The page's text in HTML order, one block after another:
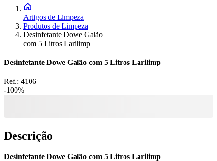
Artigos de Limpeza
Produtos de Limpeza
Desinfetante Dowe Galão
com 5 Litros Larilimp
Desinfetante Dowe Galão com 5 Litros Larilimp
Ref.: 4106
-100%
Descrição
Desinfetante Dowe Galão com 5 Litros Larilimp